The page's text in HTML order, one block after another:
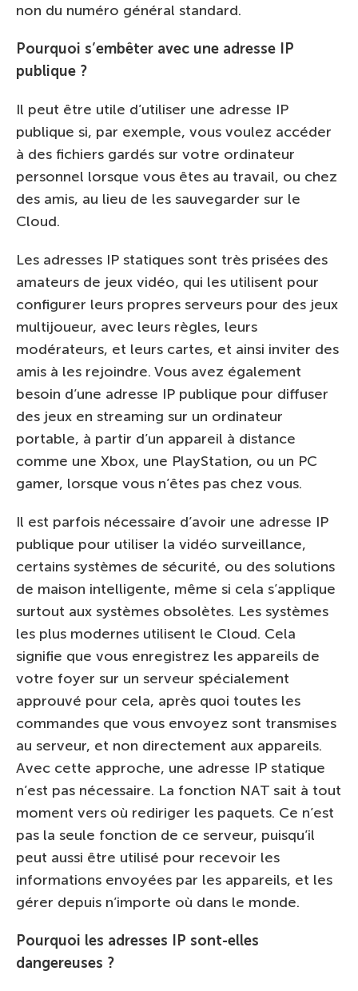
non du numéro général standard.
Pourquoi s’embêter avec une adresse IP
publique ?
Il peut être utile d’utiliser une adresse IP
publique si, par exemple, vous voulez accéder
à des fichiers gardés sur votre ordinateur
personnel lorsque vous êtes au travail, ou chez
des amis, au lieu de les sauvegarder sur le
Cloud.
Les adresses IP statiques sont très prisées des
amateurs de jeux vidéo, qui les utilisent pour
configurer leurs propres serveurs pour des jeux
multijoueur, avec leurs règles, leurs
modérateurs, et leurs cartes, et ainsi inviter des
amis à les rejoindre. Vous avez également
besoin d’une adresse IP publique pour diffuser
des jeux en streaming sur un ordinateur
portable, à partir d’un appareil à distance
comme une Xbox, une PlayStation, ou un PC
gamer, lorsque vous n’êtes pas chez vous.
Il est parfois nécessaire d’avoir une adresse IP
publique pour utiliser la vidéo surveillance,
certains systèmes de sécurité, ou des solutions
de maison intelligente, même si cela s’applique
surtout aux systèmes obsolètes. Les systèmes
les plus modernes utilisent le Cloud. Cela
signifie que vous enregistrez les appareils de
votre foyer sur un serveur spécialement
approuvé pour cela, après quoi toutes les
commandes que vous envoyez sont transmises
au serveur, et non directement aux appareils.
Avec cette approche, une adresse IP statique
n’est pas nécessaire. La fonction NAT sait à tout
moment vers où rediriger les paquets. Ce n’est
pas la seule fonction de ce serveur, puisqu’il
peut aussi être utilisé pour recevoir les
informations envoyées par les appareils, et les
gérer depuis n’importe où dans le monde.
Pourquoi les adresses IP sont-elles
dangereuses ?